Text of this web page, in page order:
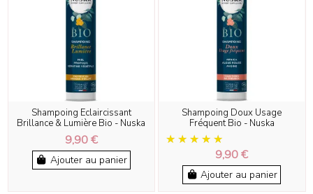
Shampoing Eclaircissant
Brillance & Lumière Bio - Nuska
9,90 €
Ajouter au panier
Shampoing Doux Usage
Fréquent Bio - Nuska
9,90 €
Ajouter au panier